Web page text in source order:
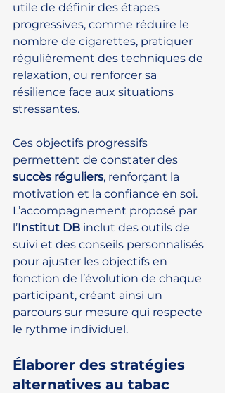
utile de définir des étapes
progressives, comme réduire le
nombre de cigarettes, pratiquer
régulièrement des techniques de
relaxation, ou renforcer sa
résilience face aux situations
stressantes.
Ces objectifs progressifs
permettent de constater des
succès réguliers, renforçant la
motivation et la confiance en soi.
L’accompagnement proposé par
l’Institut DB inclut des outils de
suivi et des conseils personnalisés
pour ajuster les objectifs en
fonction de l’évolution de chaque
participant, créant ainsi un
parcours sur mesure qui respecte
le rythme individuel.
Élaborer des stratégies
alternatives au tabac